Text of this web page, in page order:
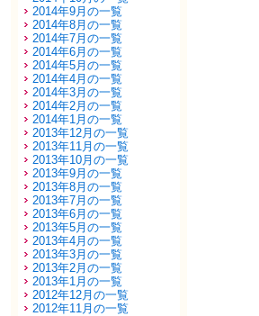
2014年9月の一覧
2014年8月の一覧
2014年7月の一覧
2014年6月の一覧
2014年5月の一覧
2014年4月の一覧
2014年3月の一覧
2014年2月の一覧
2014年1月の一覧
2013年12月の一覧
2013年11月の一覧
2013年10月の一覧
2013年9月の一覧
2013年8月の一覧
2013年7月の一覧
2013年6月の一覧
2013年5月の一覧
2013年4月の一覧
2013年3月の一覧
2013年2月の一覧
2013年1月の一覧
2012年12月の一覧
2012年11月の一覧